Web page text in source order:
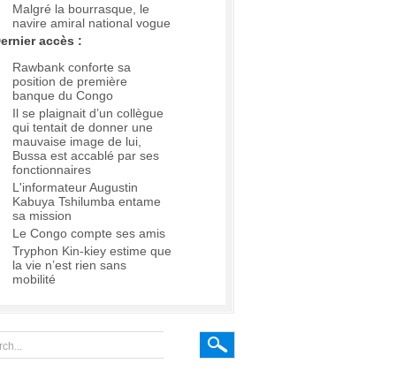
Malgré la bourrasque, le
navire amiral national vogue
accès :
Rawbank conforte sa
position de première
banque du Congo
Il se plaignait d’un collègue
qui tentait de donner une
mauvaise image de lui,
Bussa est accablé par ses
fonctionnaires
L'informateur Augustin
Kabuya Tshilumba entame
sa mission
Le Congo compte ses amis
Tryphon Kin-kiey estime que
la vie n’est rien sans
mobilité